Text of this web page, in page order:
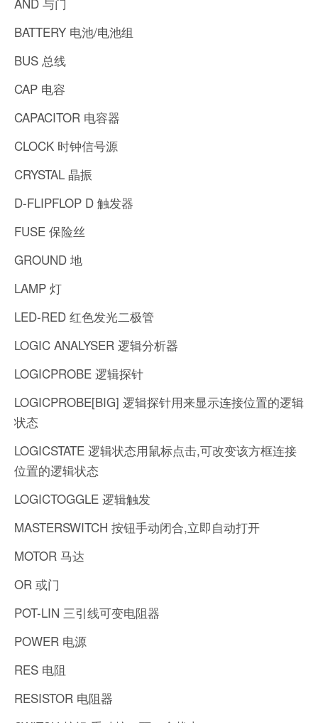
BATTERY 电池/电池组
BUS 总线
CAP 电容
CAPACITOR 电容器
CLOCK 时钟信号源
CRYSTAL 晶振
D-FLIPFLOP D 触发器
FUSE 保险丝
GROUND 地
LAMP 灯
LED-RED 红色发光二极管
LOGIC ANALYSER 逻辑分析器
LOGICPROBE 逻辑探针
LOGICPROBE[BIG] 逻辑探针用来显示连接位置的逻辑
状态
LOGICSTATE 逻辑状态用鼠标点击,可改变该方框连接
位置的逻辑状态
LOGICTOGGLE 逻辑触发
MASTERSWITCH 按钮手动闭合,立即自动打开
MOTOR 马达
OR 或门
POT-LIN 三引线可变电阻器
POWER 电源
RES 电阻
RESISTOR 电阻器